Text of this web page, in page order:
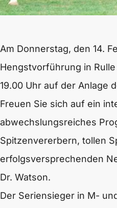
Am Donnerstag, den 14.
Hengstvorführung in
19.00 Uhr auf der Anlage
Freuen Sie sich auf ein
abwechslungsreiches
Spitzenvererbern, tollen
erfolgsversprechenden
Dr. Watson.
Der Seriensieger in M-